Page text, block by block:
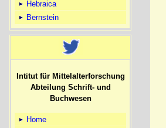
Hebraica
Bernstein
Intitut für Mittelalterforschung
Abteilung Schrift- und
Buchwesen
Home